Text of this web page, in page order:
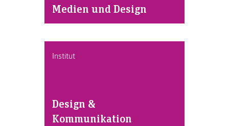
Medien und Design
Institut
Design &
Kommunikation